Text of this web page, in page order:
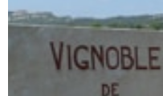
Visite des
Découvertes des